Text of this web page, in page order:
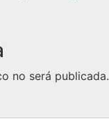
no será publicada.